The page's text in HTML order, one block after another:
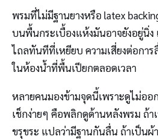
พรมที่ไม่มีฐานยางหรือ latex
บนพื้นกระเบื้องแห้งมันอาจยังอยู่นิ่
ไถลทันทีที่เหยียบ ความเสี่ยงต่อการ
ในห้องน้ำที่พื้นเปียกตลอดเวลา
หลายคนมองข้ามจุดนี้เพราะดูไม่อ
เช็กง่ายๆ คือพลิกดูด้านหลังพรม ถ้า
ขรุขระ แปลว่ามีฐานกันลื่น ถ้าเป็น